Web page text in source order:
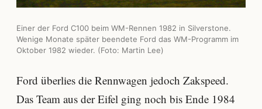
Einer der Ford C100 beim WM-Rennen 1982 in Silverstone.
Wenige Monate später beendete Ford das WM-Programm im
Oktober 1982 wieder. (Foto: Martin Lee)
Ford überlies die Rennwagen jedoch Zakspeed.
Das Team aus der Eifel ging noch bis Ende 1984